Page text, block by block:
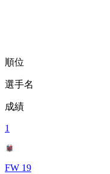
順位
選手名
成績
1
FW 19